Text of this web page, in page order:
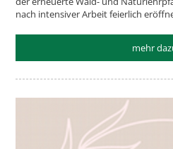
nach intensiver Arbeit feierlich
mehr